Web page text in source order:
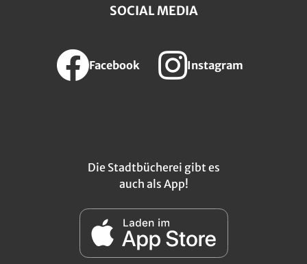
SOCIAL MEDIA
Facebook Instagram
Die Stadtbücherei gibt es
auch als App!